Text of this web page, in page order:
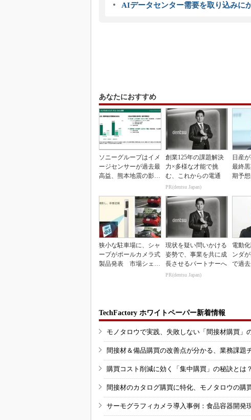
AIデータセンター需要を取り込みに
あなたにおすすめ
ソニーグループはイメ
ージセンサーが過去最
高益、熊本地震の影響
創業125年の課題解決
力×多様な才能で挑
む、これからの電通
PR(dentsu Japan)
日産
最終
期予
狭小な駐車場に、シャ
ープがポールカメラ式
製品発表 市場シェア
現状を疑い問いかける
姿勢で、事業を共に成
長させるパートナーへ
PR(dentsu Japan)
電動
ンダ
で過
TechFactory ホワイトペーパー新着情報
モノタロウで実践、失敗しない「間接材購買」
間接材＆備品購買の改善点が分かる、業務課題
購買コスト削減に効く「集中購買」の秘訣とは？
間接材のカタログ購買に特化、モノタロウの購
サーモグラフィカメラ導入事例：食品容器開発